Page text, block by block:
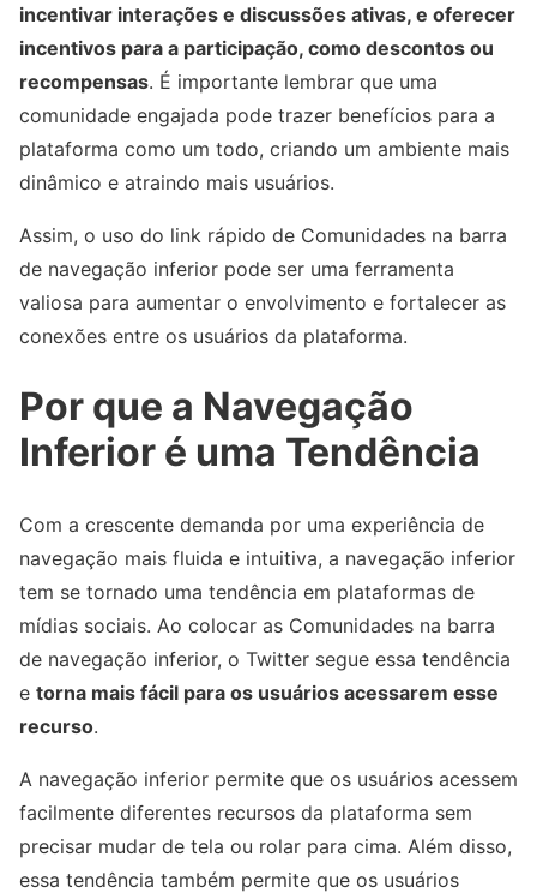
incentivar interações e discussões ativas, e oferecer
incentivos para a participação, como descontos ou
recompensas. É importante lembrar que uma
comunidade engajada pode trazer benefícios para a
plataforma como um todo, criando um ambiente mais
dinâmico e atraindo mais usuários.
Assim, o uso do link rápido de Comunidades na barra
de navegação inferior pode ser uma ferramenta
valiosa para aumentar o envolvimento e fortalecer as
conexões entre os usuários da plataforma.
Por que a Navegação
Inferior é uma Tendência
Com a crescente demanda por uma experiência de
navegação mais fluida e intuitiva, a navegação inferior
tem se tornado uma tendência em plataformas de
mídias sociais. Ao colocar as Comunidades na barra
de navegação inferior, o Twitter segue essa tendência
e torna mais fácil para os usuários acessarem esse
recurso.
A navegação inferior permite que os usuários acessem
facilmente diferentes recursos da plataforma sem
precisar mudar de tela ou rolar para cima. Além disso,
essa tendência também permite que os usuários